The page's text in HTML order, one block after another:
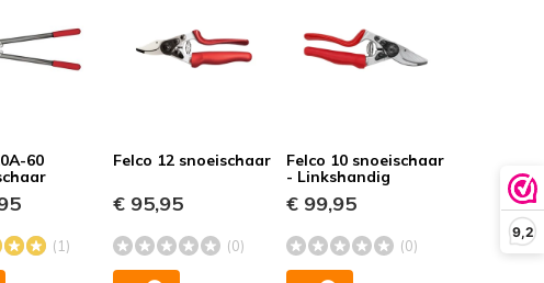
9,2
60
(1)
Felco 12 snoeischaar
€ 95,95
(0)
Felco 10 snoeischaar
- Linkshandig
€ 99,95
(0)